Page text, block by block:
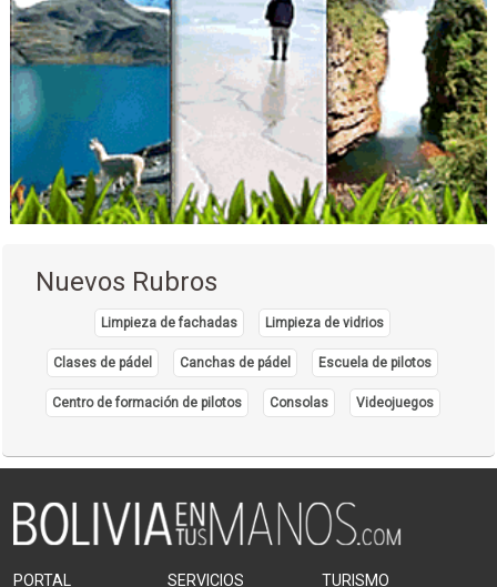
Consultorio Dental
Clínica Dental
Clínicas Odontológicas
Dentistas
Estética Dental
Endodoncia
Implantes dentales
Limpieza Dental
Odontología Estética
Odontopediatría
Odontología
Periodoncia
Fisioterapia
Nuevos Rubros
Limpieza de fachadas Limpieza de vidrios
Clases de pádel Canchas de pádel Escuela de pilotos
Centro de formación de pilotos Consolas Videojuegos
PORTAL SERVICIOS TURISMO